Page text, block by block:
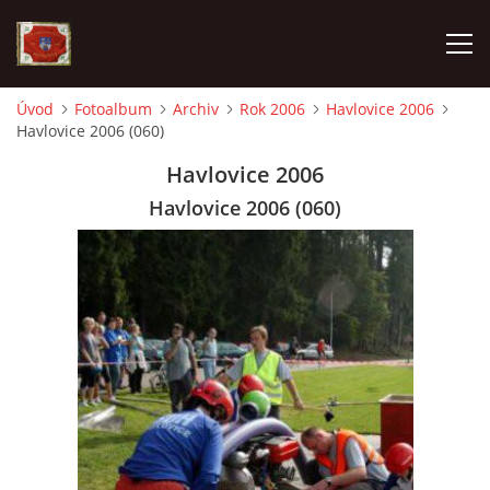
AKTUALITY
VÝJEZDOVÁ JEDNOTKA
KROUŽEK MLADÝCH HASIČŮ
OHLÁŠENÍ PÁLENÍ
KONTAKT
Úvod Fotoalbum Archiv Rok 2006
Havlovice 2006
Havlovice 2006 (060)
Havlovice 2006
Havlovice 2006 (060)